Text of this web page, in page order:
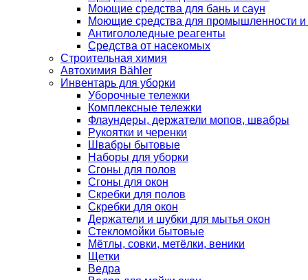
Моющие средства для бань и саун
Моющие средства для промышленности и
Антигололедные реагенты
Средства от насекомых
Строительная химия
Автохимия Bähler
Инвентарь для уборки
Уборочные тележки
Комплексные тележки
Флаундеры, держатели мопов, швабры
Рукоятки и черенки
Швабры бытовые
Наборы для уборки
Сгоны для полов
Сгоны для окон
Скребки для полов
Скребки для окон
Держатели и шубки для мытья окон
Стекломойки бытовые
Мётлы, совки, метёлки, веники
Щетки
Ведра